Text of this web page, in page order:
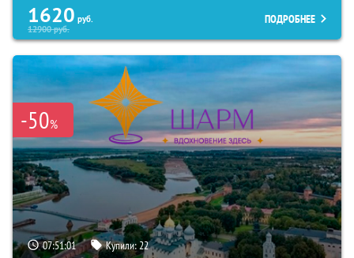
1620 руб.
12900руб.
ПОДРОБНЕЕ
-50%
07:51:00 Купили:22